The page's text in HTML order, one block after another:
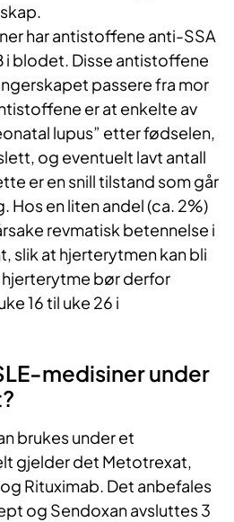
har antistoffene anti-SSA
i blodet. Disse antistoffene
passere fra mor
er at enkelte av
lupus” etter fødselen,
og eventuelt lavt antall
er en snill tilstand som går
Hos en liten andel (ca. 2%)
revmatisk betennelse i
slik at hjerterytmen kan bli
bør derfor
16 til uke 26 i
medisiner under
brukes under et
gjelder det Metotrexat,
Rituximab. Det anbefales
og Sendoxan avsluttes 3